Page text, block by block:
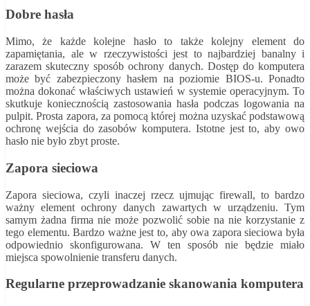
Dobre hasła
Mimo, że każde kolejne hasło to także kolejny element do
zapamiętania, ale w rzeczywistości jest to najbardziej banalny i
zarazem skuteczny sposób ochrony danych. Dostęp do komputera
może być zabezpieczony hasłem na poziomie BIOS-u. Ponadto
można dokonać właściwych ustawień w systemie operacyjnym. To
skutkuje koniecznością zastosowania hasła podczas logowania na
pulpit. Prosta zapora, za pomocą której można uzyskać podstawową
ochronę wejścia do zasobów komputera. Istotne jest to, aby owo
hasło nie było zbyt proste.
Zapora sieciowa
Zapora sieciowa, czyli inaczej rzecz ujmując firewall, to bardzo
ważny element ochrony danych zawartych w urządzeniu. Tym
samym żadna firma nie może pozwolić sobie na nie korzystanie z
tego elementu. Bardzo ważne jest to, aby owa zapora sieciowa była
odpowiednio skonfigurowana. W ten sposób nie będzie miało
miejsca spowolnienie transferu danych.
Regularne przeprowadzanie skanowania komputera